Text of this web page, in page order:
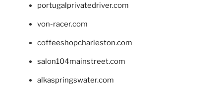
portugalprivatedriver.com
von-racer.com
coffeeshopcharleston.com
salon104mainstreet.com
alkaspringswater.com